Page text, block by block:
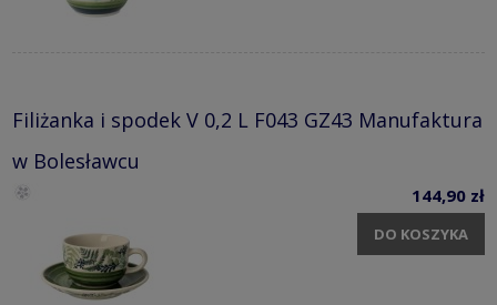
Filiżanka i spodek V 0,2 L F043 GZ43 Manufaktura
w Bolesławcu
144,90 zł
DO KOSZYKA